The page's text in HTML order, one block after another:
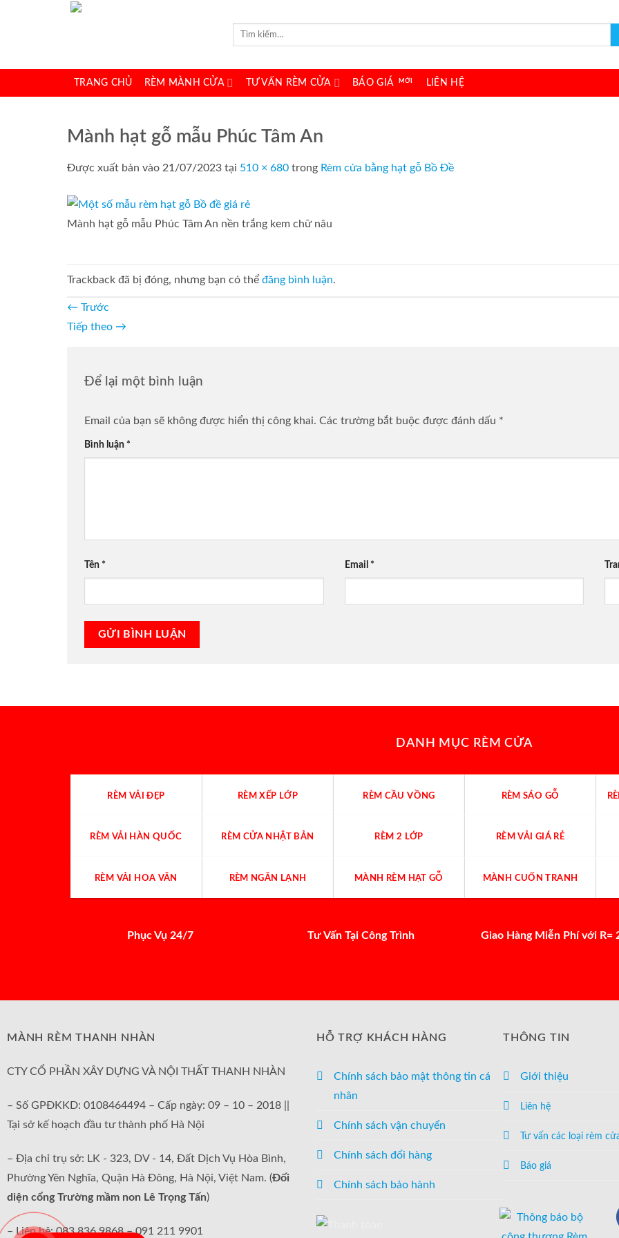
dung
Tìm
kiếm:
TRANG CHỦ RÈM MÀNH CỬA TƯ VẤN RÈM CỬA BÁO GIÁ LIÊN HỆ
Mành hạt gỗ mẫu Phúc Tâm An
Được xuất bản vào 21/07/2023 tại 510 × 680 trong Rèm cửa bằng hạt gỗ Bồ Đề
Mành hạt gỗ mẫu Phúc Tâm An nền trắng kem chữ nâu
Trackback đã bị đóng, nhưng bạn có thể đăng bình luận.
← Trước
Tiếp theo →
Để lại một bình luận
Email của bạn sẽ không được hiển thị công khai. Các trường bắt buộc được đánh dấu *
Bình luận *
Tên * Email *
DANH MỤC RÈM CỬA
RÈM VẢI ĐẸP RÈM XẾP LỚP RÈM CẦU VỒNG RÈM SÁO GỖ
RÈM VẢI HÀN QUỐC RÈM CỬA NHẬT BẢN RÈM 2 LỚP RÈM VẢI GIÁ RẺ
RÈM VẢI HOA VĂN RÈM NGĂN LẠNH MÀNH RÈM HẠT GỖ MÀNH CUỐN TRANH
Phục Vụ 24/7 Tư Vấn Tại Công Trình Giao Hàng Miễn Phí với R=
MÀNH RÈM THANH NHÀN
CTY CỔ PHẦN XÂY DỰNG VÀ NỘI THẤT THANH NHÀN
– Số GPĐKKD: 0108464494 – Cấp ngày: 09 – 10 – 2018 ||
Tại sở kế hoạch đầu tư thành phố Hà Nội
– Địa chỉ trụ sở: LK - 323, DV - 14, Đất Dịch Vụ Hòa Bình,
Phường Yên Nghĩa, Quận Hà Đông, Hà Nội, Việt Nam. (Đối
diện cổng Trường mầm non Lê Trọng Tấn)
– Liên hệ: 083 836 9868 – 091 211 9901
HỖ TRỢ KHÁCH HÀNG
Chính sách bảo mật thông tin cá
nhân
Chính sách vận chuyển
Chính sách đổi hàng
Chính sách bảo hành
THÔNG TIN
Giới thiệu
Liên hệ
Tư vấn các loại rèm
Báo giá